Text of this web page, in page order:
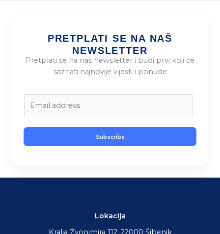
PRETPLATI SE NA NAŠ
NEWSLETTER
Pretplati se na naš newsletter i budi prvi koji će
saznati najnovije vijesti i ponude
i
l
Subscribe
Lokacija
Kralja Zvonimira 112, 22000 Šibenik